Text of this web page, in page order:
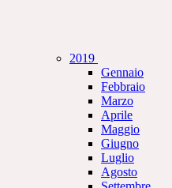
2019
Gennaio
Febbraio
Marzo
Aprile
Maggio
Giugno
Luglio
Agosto